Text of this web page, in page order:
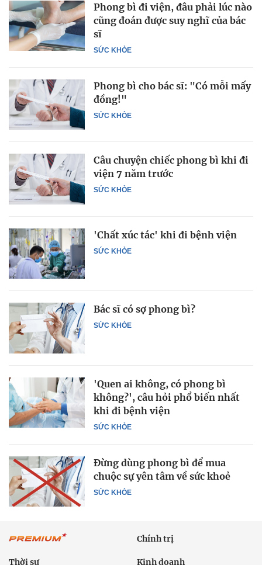
SỨC KHỎE
Phong bì đi viện, đâu phải lúc nào
cũng đoán được suy nghĩ của bác
sĩ
SỨC KHỎE
Phong bì cho bác sĩ: "Có mỗi mấy
đồng!"
SỨC KHỎE
Câu chuyện chiếc phong bì khi đi
viện 7 năm trước
SỨC KHỎE
'Chất xúc tác' khi đi bệnh viện
SỨC KHỎE
Bác sĩ có sợ phong bì?
SỨC KHỎE
'Quen ai không, có phong bì
không?', câu hỏi phổ biến nhất
khi đi bệnh viện
SỨC KHỎE
Đừng dùng phong bì để mua
chuộc sự yên tâm về sức khoẻ
Chính trị
Thời sự Kinh doanh